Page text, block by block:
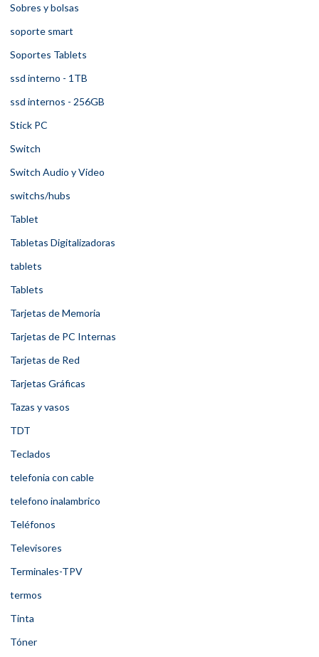
Sobres y bolsas
soporte smart
Soportes Tablets
ssd interno - 1TB
ssd internos - 256GB
Stick PC
Switch
Switch Audio y Video
switchs/hubs
Tablet
Tabletas Digitalizadoras
tablets
Tablets
Tarjetas de Memoria
Tarjetas de PC Internas
Tarjetas de Red
Tarjetas Gráficas
Tazas y vasos
TDT
Teclados
telefonia con cable
telefono inalambrico
Teléfonos
Televisores
Terminales-TPV
termos
Tinta
Tóner